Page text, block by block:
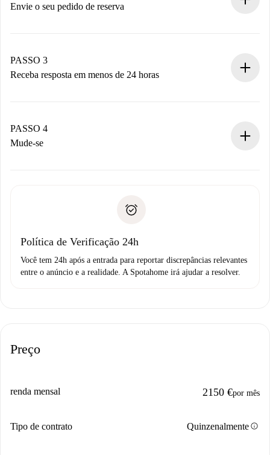
antecipadamente.
Envie o seu pedido de reserva
Não cobramos nada até que o proprietário confirme.
PASSO 3
Receba resposta em menos de 24 horas
proprietário.
Se recusada: não cobraremos nada e ofereceremos
Débito direto bancário
PASSO 4
Mude-se
não comunicar nenhum problema.
Política de Verificação 24h
Você tem 24h após a entrada para reportar discrepâncias relevantes
entre o anúncio e a realidade. A Spotahome irá ajudar a resolver.
Preço
renda mensal 2150 €por mês
Tipo de contrato Quinzenalmenteinfo